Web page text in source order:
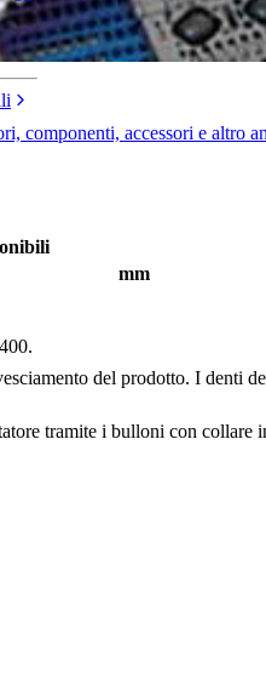
componenti, accessori e altro
mm
del prodotto. I denti
tramite i bulloni con